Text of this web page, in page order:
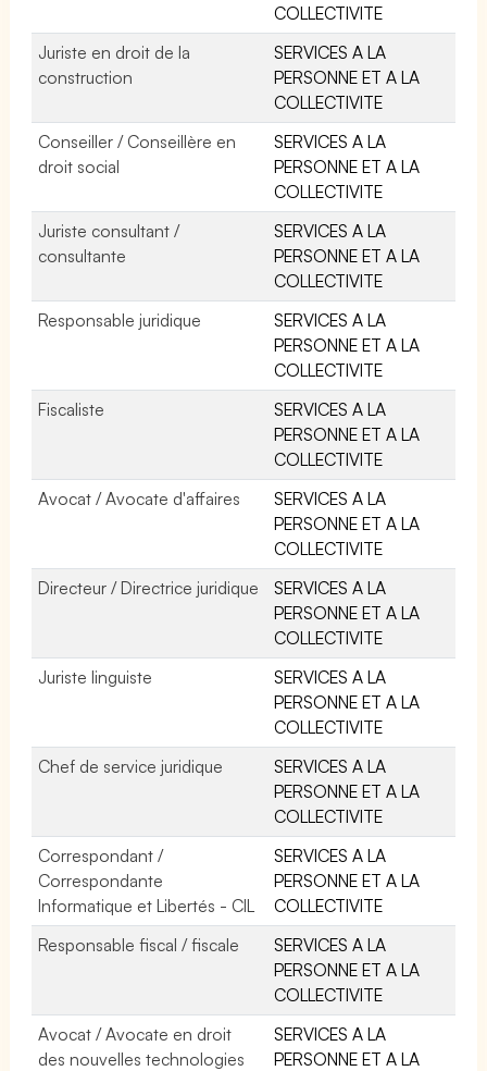
COLLECTIVITE
Juriste en droit de la
construction
SERVICES A LA
PERSONNE ET A LA
COLLECTIVITE
Conseiller / Conseillère en
droit social
SERVICES A LA
PERSONNE ET A LA
COLLECTIVITE
Juriste consultant /
consultante
SERVICES A LA
PERSONNE ET A LA
COLLECTIVITE
Responsable juridique
SERVICES A LA
PERSONNE ET A LA
COLLECTIVITE
Fiscaliste
SERVICES A LA
PERSONNE ET A LA
COLLECTIVITE
Avocat / Avocate d'affaires
SERVICES A LA
PERSONNE ET A LA
COLLECTIVITE
Directeur / Directrice juridique
SERVICES A LA
PERSONNE ET A LA
COLLECTIVITE
Juriste linguiste
SERVICES A LA
PERSONNE ET A LA
COLLECTIVITE
Chef de service juridique
SERVICES A LA
PERSONNE ET A LA
COLLECTIVITE
Correspondant /
Correspondante
Informatique et Libertés - CIL
SERVICES A LA
PERSONNE ET A LA
COLLECTIVITE
Responsable fiscal / fiscale
SERVICES A LA
PERSONNE ET A LA
COLLECTIVITE
Avocat / Avocate en droit
des nouvelles technologies
SERVICES A LA
PERSONNE ET A LA